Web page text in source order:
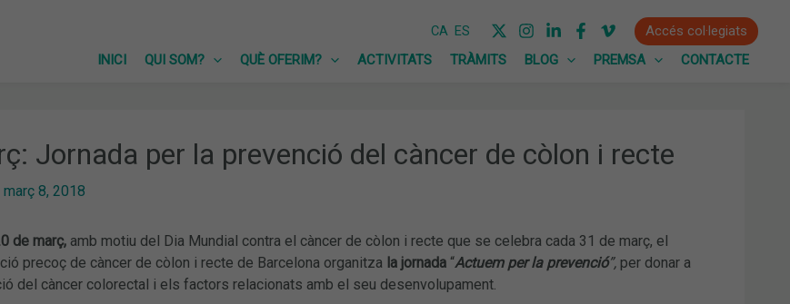
CA ES
Accés col·legiats
INICI
QUI SOM? QUÈ OFERIM? ACTIVITATS TRÀMITS BLOG PREMSA CONTACTE
Jornada per la prevenció del càncer de còlon i recte
març 8, 2018
de març, amb motiu del Dia Mundial contra el càncer de còlon i recte que se celebra cada 31 de març, el
precoç de càncer de còlon i recte de Barcelona organitza la jornada“Actuem per la prevenció”, per donar a
del càncer colorectal i els factors relacionats amb el seu desenvolupament.